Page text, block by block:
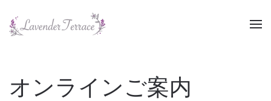
Skip to main content
オンラインご案内